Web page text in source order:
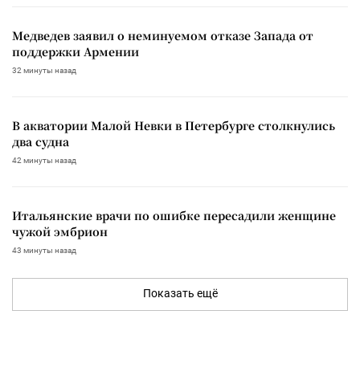
Медведев заявил о неминуемом отказе Запада от
поддержки Армении
32 минуты назад
В акватории Малой Невки в Петербурге столкнулись
два судна
42 минуты назад
Итальянские врачи по ошибке пересадили женщине
чужой эмбрион
43 минуты назад
Показать ещё